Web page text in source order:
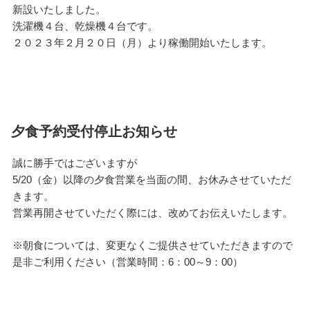
新設いたしました。
洗濯機４台、乾燥機４台です。
２０２３年２月２０日（月）より稼働開始いたします。
夕食予約受付停止お知らせ
誠に勝手ではございますが
5/20（金）以降の夕食営業を当面の間、お休みさせていただ
きます。
営業再開させていただく際には、改めてお伝えいたします。
※朝食については、変更なくご提供させていただきますので
是非ご利用ください（営業時間：6：00～9：00）